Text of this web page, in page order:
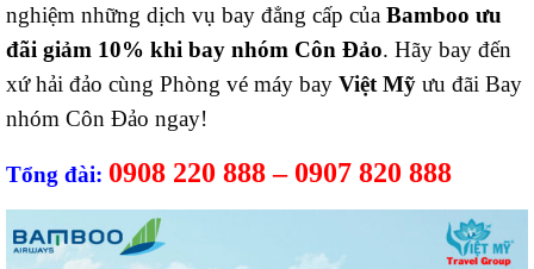
nghiệm những dịch vụ bay đẳng cấp của Bamboo ưu
đãi giảm 10% khi bay nhóm Côn Đảo. Hãy bay đến
xứ hải đảo cùng Phòng vé máy bay Việt Mỹ ưu đãi Bay
nhóm Côn Đảo ngay!
Tổng đài: 0908 220 888 – 0907 820 888